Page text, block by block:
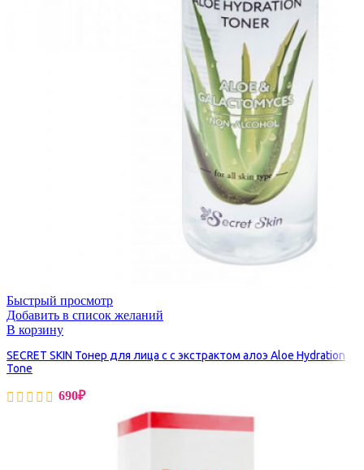
Быстрый просмотр
Добавить в список желаний
В корзину
SECRET SKIN Тонер для лица с с экстрактом алоэ Aloe Hydration
Tone
690₽